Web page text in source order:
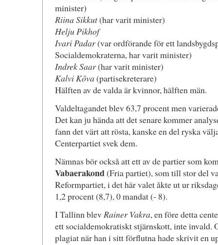
minister)
Riina Sikkut(har varit minister)
Helju Pikhof
Ivari Padar(var ordförande för ett
Socialdemokraterna, har varit minister)
Indrek Saar(har varit minister)
Kalvi Kõva(partisekreterare)
Hälften av de valda är kvinnor, hälften män.
Valdeltagandet blev 63,7 procent men
Det kan ju hända att det senare kommer
fann det värt att rösta, kanske en del ryska
Centerpartiet svek dem.
Nämnas bör också att ett av de partier som
Vabaerakond(Fria partiet), som till stor del
Reformpartiet, i det här valet åkte ut ur
1,2 procent (8,7), 0 mandat (- 8).
I Tallinn blevRainer Vakra, en före detta
ett socialdemokratiskt stjärnskott, inte invald.
plagiat när han i sitt förflutna hade skrivit en